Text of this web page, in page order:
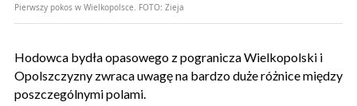
Pierwszy pokos w Wielkopolsce. FOTO: Zieja
Hodowca bydła opasowego z pogranicza Wielkopolski i
Opolszczyzny zwraca uwagę na bardzo duże różnice między
poszczególnymi polami.